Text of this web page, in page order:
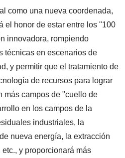
como una nueva coordenada,
el honor de estar entre los "100
innovadora, rompiendo
técnicas en escenarios de
y permitir que el tratamiento de
de recursos para lograr
más campos de "cuello de
en los campos de la
industriales, la
nueva energía, la extracción
y proporcionará más